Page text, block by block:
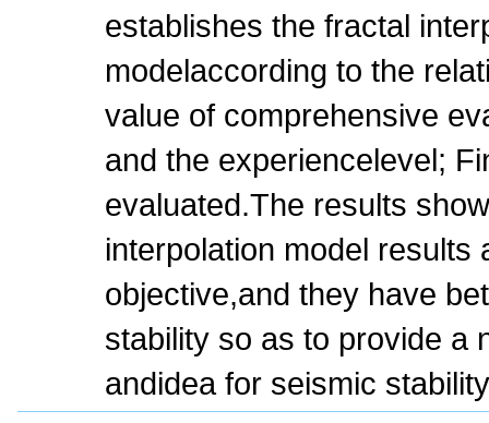
establishes the fractal
modelaccording to the
value of comprehensive
and the experiencelevel;
evaluated.The results
interpolation model results
objective,and they have
stability so as to provide a
andidea for seismic